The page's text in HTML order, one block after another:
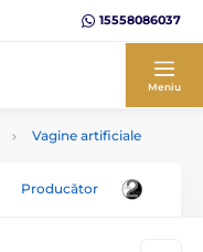
15558086037
Meniu
Vagine artificiale
Producător